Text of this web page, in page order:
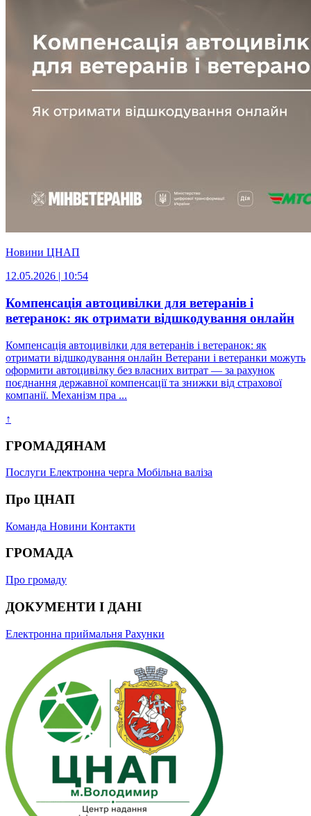
Новини ЦНАП
12.05.2026 | 10:54
Компенсація автоцивілки для ветеранів і
ветеранок: як отримати відшкодування онлайн
Компенсація автоцивілки для ветеранів і ветеранок: як
отримати відшкодування онлайн Ветерани і ветеранки можуть
оформити автоцивілку без власних витрат — за рахунок
поєднання державної компенсації та знижки від страхової
компанії. Механізм пра ...
↑
ГРОМАДЯНАМ
Послуги Електронна черга Мобільна валіза
Про ЦНАП
Команда Новини Контакти
ГРОМАДА
Про громаду
ДОКУМЕНТИ І ДАНІ
Електронна приймальня Рахунки